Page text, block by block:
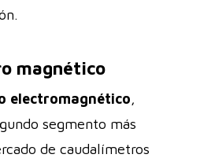
magnético
electromagnético,
segmento más
de caudalímetros